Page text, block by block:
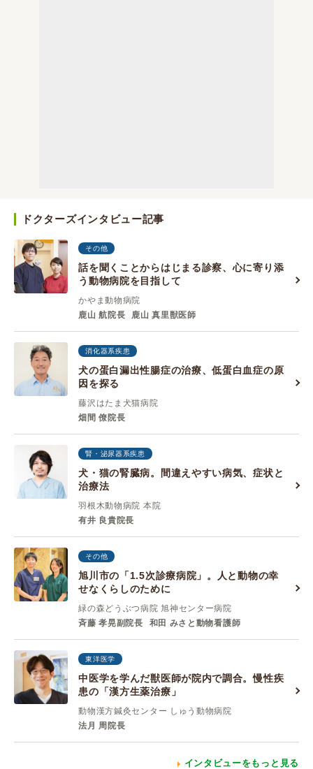
ドクターズインタビュー記事
その他
話を聞くことからはじまる診察、心に寄り添
う動物病院を目指して
かやま動物病院
鹿山 航院長
鹿山 真里獣医師
消化器系疾患
犬の蛋白漏出性腸症の治療、低蛋白血症の原
因を探る
藤沢はたま犬猫病院
畑間 僚院長
腎・泌尿器系疾患
犬・猫の腎臓病。間違えやすい病気、症状と
治療法
羽根木動物病院 本院
有井 良貴院長
その他
旭川市の「1.5次診療病院」。人と動物の幸
せなくらしのために
緑の森どうぶつ病院 旭神センター病院
斉藤 孝晃副院長
和田 みさと動物看護師
東洋医学
中医学を学んだ獣医師が院内で調合。慢性疾
患の「漢方生薬治療」
動物漢方鍼灸センター しゅう動物病院
法月 周院長
インタビューをもっと見る